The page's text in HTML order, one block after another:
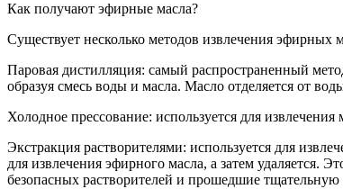
Как получают эфирные масла?
Существует несколько методов извлечения эфирных
Паровая дистилляция: самый распространенный
образуя смесь воды и масла. Масло отделяется от
Холодное прессование: используется для
Экстракция растворителями: используется для
для извлечения эфирного масла, а затем удаляется.
безопасных растворителей и прошедшие тщательную